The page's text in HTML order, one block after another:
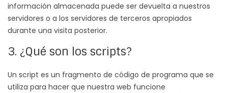
información almacenada puede ser devuelta a nuestros
servidores o a los servidores de terceros apropiados
durante una visita posterior.
3. ¿Qué son los scripts?
Un script es un fragmento de código de programa que se
utiliza para hacer que nuestra web funcione